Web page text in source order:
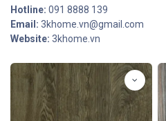
Hotline: 091 8888 139
Email: 3khome.vn@gmail.com
Website: 3khome.vn